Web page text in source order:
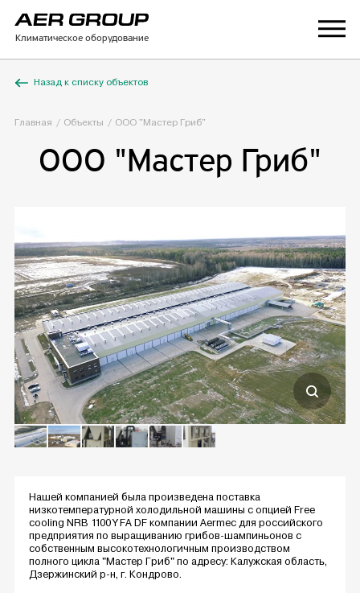
Климатическое оборудование
Назад к списку объектов
Главная Объекты ООО "Мастер Гриб"
ООО "Мастер Гриб"
Нашей компанией была произведена поставка
низкотемпературной холодильной машины с опцией Free
cooling NRB 1100 Y FA DF компании Aermec для российского
предприятия по выращиванию грибов-шампиньонов с
собственным высокотехнологичным производством
полного цикла "Мастер Гриб" по адресу: Калужская область,
Дзержинский р-н, г. Кондрово.